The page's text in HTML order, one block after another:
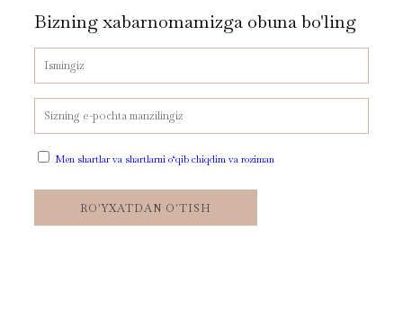
Bizning xabarnomamizga obuna bo'ling
Men shartlar va shartlarni o‘qib chiqdim va roziman